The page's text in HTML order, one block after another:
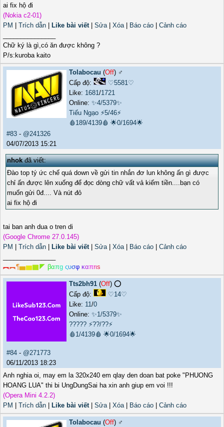
ai fix hộ đi
(Nokia c2-01)
PM
Trích dẫn Like bài viết| Sửa| Xóa| Báo cáo
Cảnh cáo
Chữ ký là gì,có ăn được không ?
P/s:kuroba kaito
Tolabocau (Off) ♂️
Cấp độ:
♡5581♡
Like: 1681/1721
Online: ✨4/5379✨
Tiếu Ngạo ⚡5/46⚡
🩸189/4139🩸 🌟0/1694🌟
#83 - @241326
04/07/2013 15:21
nhokđã viết:
Đào top tý ức chế quá down về gửi tin nhắn đơ lun không ấn gì được
chỉ ấn được lên xuống để đọc dòng chữ vất vả kiếm tiền....bạn có
muốn gửi 0đ.... Và nút đỏ
ai fix hộ đi
tai ban anh dua o tren di
(Google Chrome 27.0.145)
PM
Trích dẫn Like bài viết| Sửa| Xóa| Báo cáo
Cảnh cáo
︻︻¶▅▆▇◤ βαπg ςυσφ καπrιs
Tts2bh91 (Off) ⭕️
Cấp độ:
♡14♡
Like: 11/0
Online: ✨1/5379✨
????? ⚡??/??⚡
🩸1/4139🩸 🌟0/1694🌟
#84 - @271773
06/11/2013 18:23
Anh nghia oi, may em la 320x240 em qlay den doan bat poke "PHUONG
HOANG LUA" thi bi UngDungSai ha xin anh giup em voi !!!
(Opera Mini 4.2.2)
PM
Trích dẫn Like bài viết| Sửa| Xóa| Báo cáo Cảnh cáo
Tolabocau (Off) ♂️